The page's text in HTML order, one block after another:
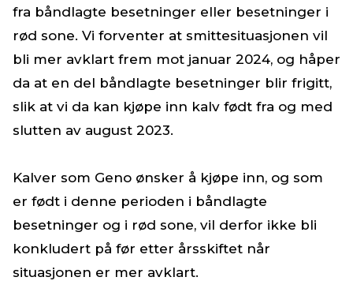
fra båndlagte besetninger eller besetninger i
rød sone. Vi forventer at smittesituasjonen vil
bli mer avklart frem mot januar 2024, og håper
da at en del båndlagte besetninger blir frigitt,
slik at vi da kan kjøpe inn kalv født fra og med
slutten av august 2023.
Kalver som Geno ønsker å kjøpe inn, og som
er født i denne perioden i båndlagte
besetninger og i rød sone, vil derfor ikke bli
konkludert på før etter årsskiftet når
situasjonen er mer avklart.